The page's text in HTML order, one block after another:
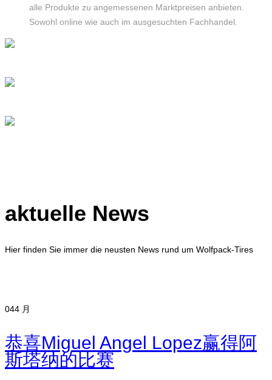
alle Produkte zu angemessenen Marktpreisen anbieten.
Sowohl online wie auch im ausgesuchten Fachhandel.
aktuelle News
Hier finden Sie immer die neusten News rund um Wolfpack-Tires
044 月
恭喜Miguel Angel Lopez赢得阿
斯塔纳的比赛